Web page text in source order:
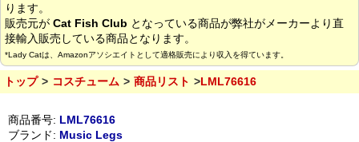
ります。
販売元が Cat Fish Club となっている商品が弊社がメーカーより直
接輸入販売している商品となります。
*Lady Catは、Amazonアソシエイトとして適格販売により収入を得ています。
トップ コスチューム 商品リスト LML76616
商品番号: LML76616
ブランド: Music Legs